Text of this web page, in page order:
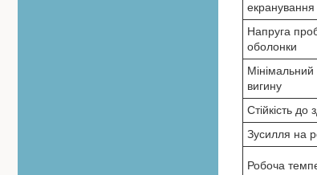
екранування
Напруга
оболонки
Мінімальний
вигину
Стійкість до
Зусилля на
Робоча